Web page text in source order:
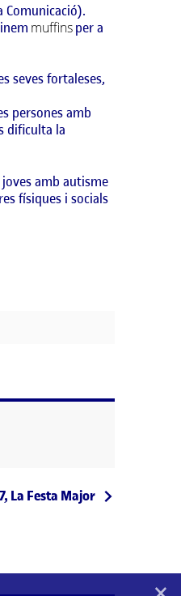
Comunicació).
muffinsper a
seves fortaleses,
persones amb
dificulta la
amb autisme
físiques i socials
La Festa Major